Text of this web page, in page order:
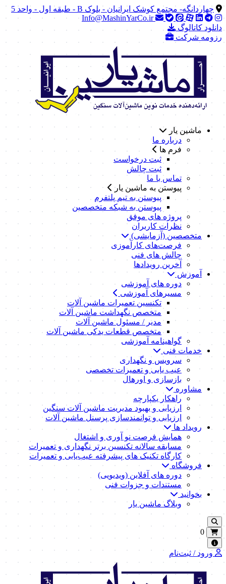
چهاردانگه- مجتمع کوشک ایرانیان - بلوک B - طبقه اول - واحد 5
Info@MashinYarCo.ir
دانلود کاتالوگ
رزومه شرکت
ماشین یار
درباره ما
فرم ها
ثبت درخواست
ثبت چالش
تماس با ما
پیوستن به ماشین یار
پیوستن به تیم پلتفرم
پیوستن به شبکه متخصصین
پروژه های موفق
نظرات کاربران
متخصصین (آزمایشی)
فرصت‌های کارآموزی
چالش های فنی
آخرین رویدادها
آموزش
دوره های آموزشی
مسیرهای آموزشی
تکنسین تعمیرات ماشین آلات
متخصص نگهداشت ماشین آلات
مدیر / مسئول ماشین آلات
متخصص قطعات یدکی ماشین آلات
گواهینامه آموزشی
خدمات فنی
سرویس و نگهداری
عیب یابی و تعمیرات تخصصی
بازسازی و اورهال
مشاوره
راهکار یکپارچه
ارزیابی و بهبود مدیریت ماشین آلات سنگین
ارزیابی و توانمندسازی پرسنل ماشین آلات
رویداد ها
همایش فرصت نو آوری و اشتغال
مسابقه سالانه تکنسین برتر نگهداری و تعمیرات
کارگاه تکنیک‌ های پیشرفته عیب‌یابی و تعمیرات
فروشگاه
دوره های آفلاین (ویدیویی)
مستندات و جزوات فنی
بخوانید
وبلاگ ماشین یار
0
ورود / ثبت‌نام